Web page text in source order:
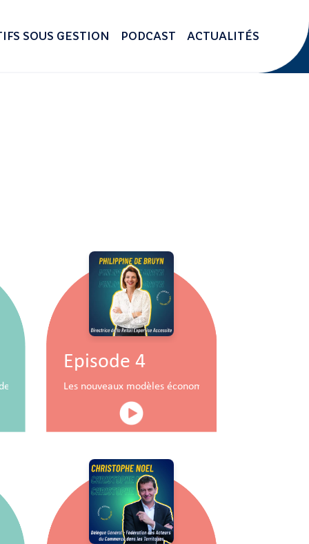
SOUS GESTION PODCAST ACTUALITÉS
commerce
Episode 4
Les nouveaux modèles économiques pour les centres